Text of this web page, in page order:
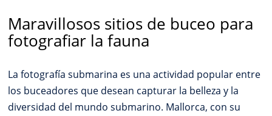
Maravillosos sitios de buceo para
fotografiar la fauna
La fotografía submarina es una actividad popular entre
los buceadores que desean capturar la belleza y la
diversidad del mundo submarino. Mallorca, con su